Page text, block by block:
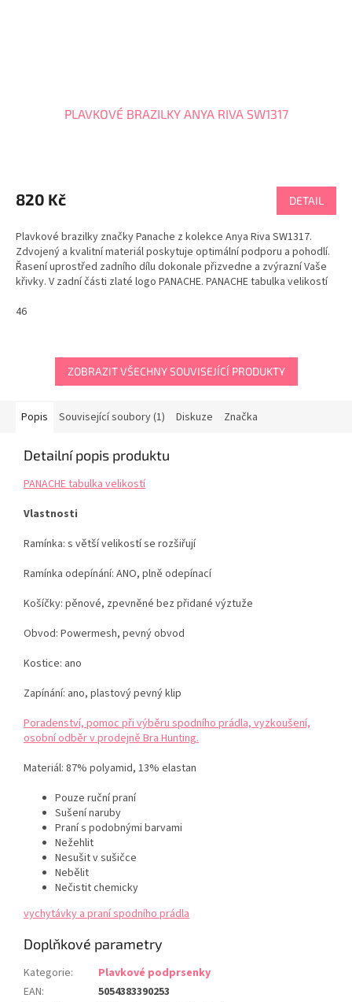
PLAVKOVÉ BRAZILKY ANYA RIVA SW1317
820 Kč DETAIL
Plavkové brazilky značky Panache z kolekce Anya Riva SW1317.
Zdvojený a kvalitní materiál poskytuje optimální podporu a pohodlí.
Řasení uprostřed zadního dílu dokonale přizvedne a zvýrazní Vaše
křivky. V zadní části zlaté logo PANACHE. PANACHE tabulka velikostí
46
ZOBRAZIT VŠECHNY SOUVISEJÍCÍ PRODUKTY
Popis Související soubory (1) Diskuze Značka
Detailní popis produktu
PANACHE tabulka velikostí
Vlastnosti
Ramínka: s větší velikostí se rozšiřují
Ramínka odepínání: ANO, plně odepínací
Košíčky: pěnové, zpevněné bez přidané výztuže
Obvod: Powermesh, pevný obvod
Kostice: ano
Zapínání: ano, plastový pevný klip
Poradenství, pomoc při výběru spodního prádla, vyzkoušení,
osobní odběr v prodejně Bra Hunting.
Materiál: 87% polyamid, 13% elastan
Pouze ruční praní
Sušení naruby
Praní s podobnými barvami
Nežehlit
Nesušit v sušičce
Nebělit
Nečistit chemicky
vychytávky a praní spodního prádla
Doplňkové parametry
Kategorie:
Plavkové podprsenky
EAN:
5054383390253